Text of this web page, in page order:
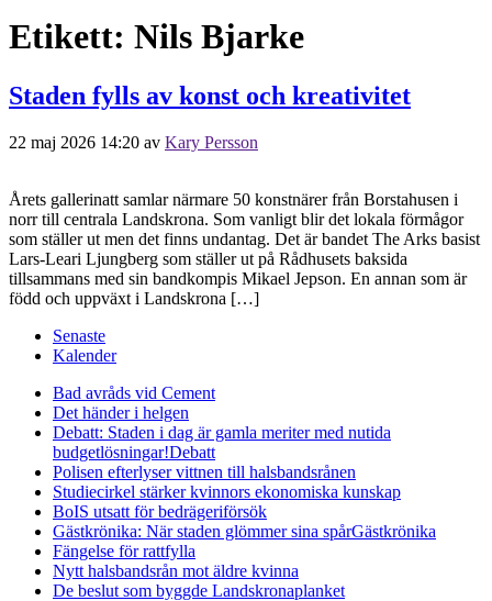
Etikett: Nils Bjarke
Staden fylls av konst och kreativitet
22 maj 2026 14:20 av Kary Persson
Årets gallerinatt samlar närmare 50 konstnärer från Borstahusen i
norr till centrala Landskrona. Som vanligt blir det lokala förmågor
som ställer ut men det finns undantag. Det är bandet The Arks basist
Lars-Leari Ljungberg som ställer ut på Rådhusets baksida
tillsammans med sin bandkompis Mikael Jepson. En annan som är
född och uppväxt i Landskrona […]
Senaste
Kalender
Bad avråds vid Cement
Det händer i helgen
Debatt: Staden i dag är gamla meriter med nutida
budgetlösningar!Debatt
Polisen efterlyser vittnen till halsbandsrånen
Studiecirkel stärker kvinnors ekonomiska kunskap
BoIS utsatt för bedrägeriförsök
Gästkrönika: När staden glömmer sina spårGästkrönika
Fängelse för rattfylla
Nytt halsbandsrån mot äldre kvinna
De beslut som byggde Landskronaplanket